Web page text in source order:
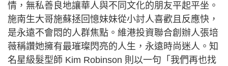
情，無私善良地讓華人與不同文化的朋友平起平坐。
施南生大哥施蘇拯回憶妹妹從小討人喜歡且反應快，
是永遠不會悶的人群焦點。維港投資聯合創辦人張培
薇稱讚她擁有最璀璨閃亮的人生，永遠時尚迷人。知
名星級髮型師 Kim Robinson 則以一句「我們再也找